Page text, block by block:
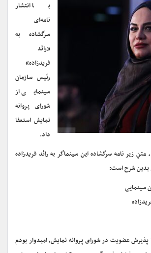
با انتشار
نامه‌ای
سرگشاده به
«رائد
فریدزاده»
رئیس سازمان
سینمایی از
شورای پروانه
نمایش استعفا
داد.
، متنِ زیر نامه سرگشاده این سینماگر به رائد فریدزاده
بدین شرح است:
سینمایی
پذیرش عضویت در شورای پروانه نمایش، امیدوار بودم